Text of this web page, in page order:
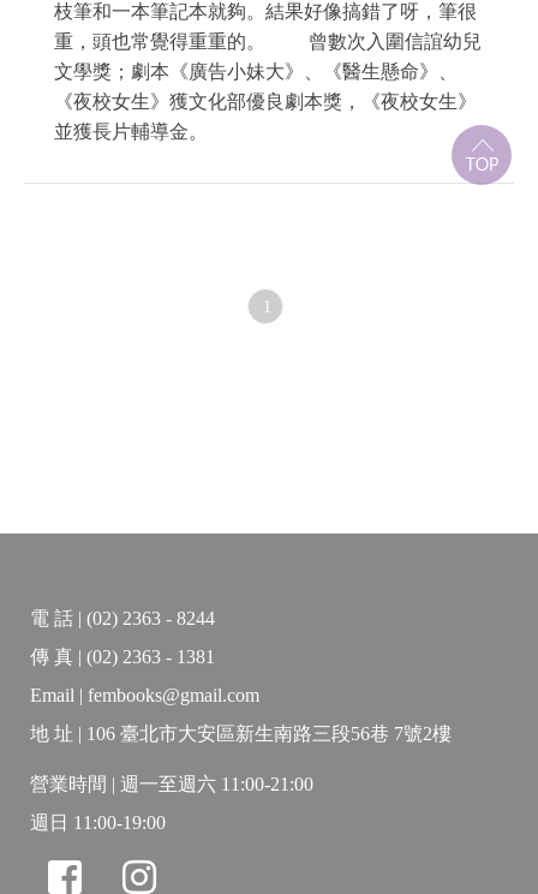
枝筆和一本筆記本就夠。結果好像搞錯了呀，筆很
重，頭也常覺得重重的。 曾數次入圍信誼幼兒
文學獎；劇本《廣告小妹大》、《醫生懸命》、
《夜校女生》獲文化部優良劇本獎，《夜校女生》
並獲長片輔導金。
1
電 話 | (02) 2363 - 8244
傳 真 | (02) 2363 - 1381
Email | fembooks@gmail.com
地 址 | 106 臺北市大安區新生南路三段56巷 7號2樓
營業時間 | 週一至週六 11:00-21:00
週日 11:00-19:00